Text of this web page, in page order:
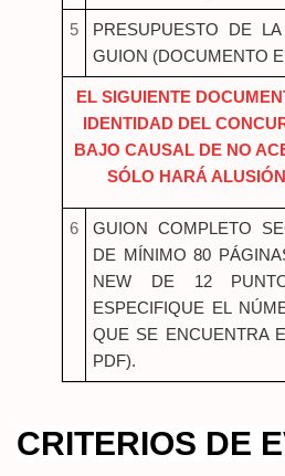
5
PRESUPUESTO DE
GUION (DOCUMENTO
EL SIGUIENTE
IDENTIDAD DEL
BAJO CAUSAL DE NO
SÓLO HARÁ
6
GUION COMPLETO
DE MÍNIMO 80
NEW DE 12
ESPECIFIQUE EL
QUE SE ENCUENTRA
PDF).
CRITERIOS DE